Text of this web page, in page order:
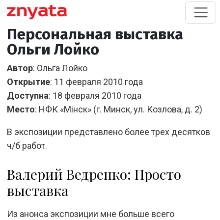
Персональная выставка
Ольги Лойко
Автор: Ольга Лойко
Открытие: 11 февраля 2010 года
Доступна: 18 февраля 2010 года
Место: НФК «Мiнск» (г. Минск, ул. Козлова, д. 2)
В экспозиции представлено более трех десятков
ч/б работ.
Валерий Ведренко: Просто
выставка
Из анонса экспозиции мне больше всего